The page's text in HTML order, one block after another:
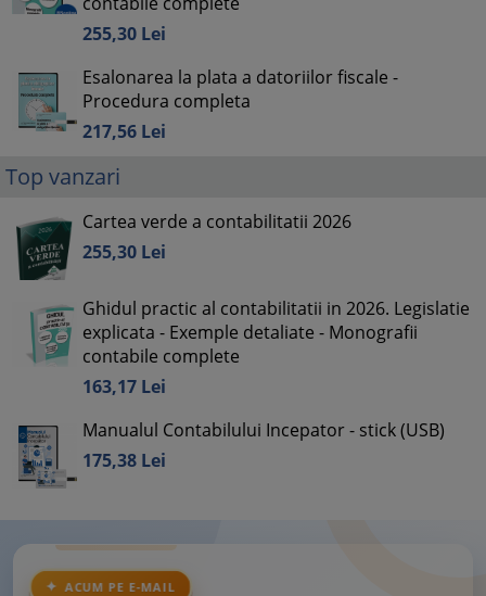
255,30 Lei
Esalonarea la plata a datoriilor fiscale -
Procedura completa
217,56 Lei
Top vanzari
Cartea verde a contabilitatii 2026
255,30 Lei
Ghidul practic al contabilitatii in 2026. Legislatie
explicata - Exemple detaliate - Monografii
contabile complete
163,17 Lei
Manualul Contabilului Incepator - stick (USB)
175,38 Lei
ACUM PE E-MAIL